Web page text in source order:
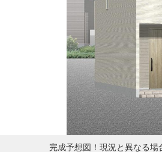
完成予想図！現況と異なる場